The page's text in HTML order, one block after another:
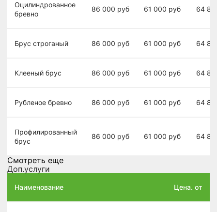
Оцилиндрованное
бревно
86 000 руб 61 000 руб 64
Брус строганый 86 000 руб 61 000 руб 64
Клееный брус 86 000 руб 61 000 руб 64
Рубленое бревно 86 000 руб 61 000 руб 64
Профилированный
брус
86 000 руб 61 000 руб 64
Смотреть еще
Доп.услуги
Наименование Цена. от